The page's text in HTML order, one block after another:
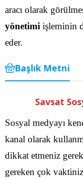
aracı olarak
yönetimi işleminin
eder.
Başlık Metni
Savsat
Sosyal medyayı
kanal olarak
dikkat etmeniz
gereken çok